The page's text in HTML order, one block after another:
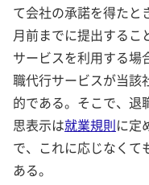
て会社の承諾を得たと
月前までに提出するこ
サービスを利用する場
職代行サービスが当該
的である。そこで、退
思表示は就業規則に定
で、これに応じなくて
ある。